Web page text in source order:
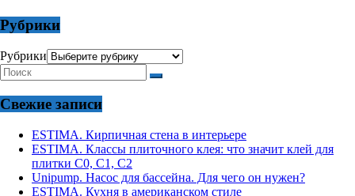
Рубрики
Рубрики
Свежие записи
ESTIMA. Кирпичная стена в интерьере
ESTIMA. Классы плиточного клея: что значит клей для
плитки С0, С1, С2
Unipump. Насос для бассейна. Для чего он нужен?
ESTIMA. Кухня в американском стиле